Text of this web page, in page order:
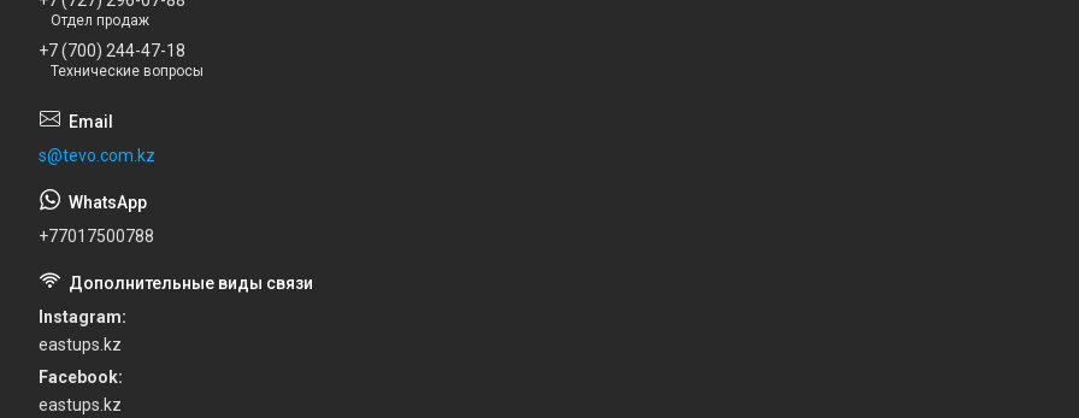
Отдел продаж
+7 (700) 244-47-18
Технические вопросы
s@tevo.com.kz
+77017500788
Instagram
eastups.kz
Facebook
eastups.kz